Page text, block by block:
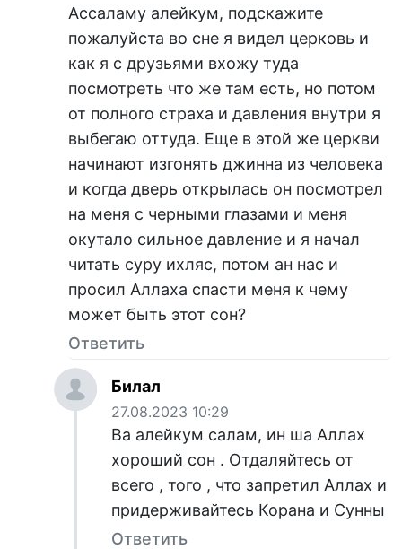
Ассаламу алейкум, подскажите
пожалуйста во сне я видел церковь и
как я с друзьями вхожу туда
посмотреть что же там есть, но потом
от полного страха и давления внутри я
выбегаю оттуда. Еще в этой же церкви
начинают изгонять джинна из человека
и когда дверь открылась он посмотрел
на меня с черными глазами и меня
окутало сильное давление и я начал
читать суру ихляс, потом ан нас и
просил Аллаха спасти меня к чему
может быть этот сон?
Ответить
Билал
27.08.2023 10:29
Ва алейкум салам, ин ша Аллах
хороший сон . Отдаляйтесь от
всего , того , что запретил Аллах и
придерживайтесь Корана и Сунны
Ответить